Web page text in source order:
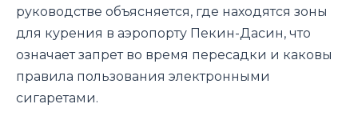
руководстве объясняется, где находятся зоны
для курения в аэропорту Пекин-Дасин, что
означает запрет во время пересадки и каковы
правила пользования электронными
сигаретами.